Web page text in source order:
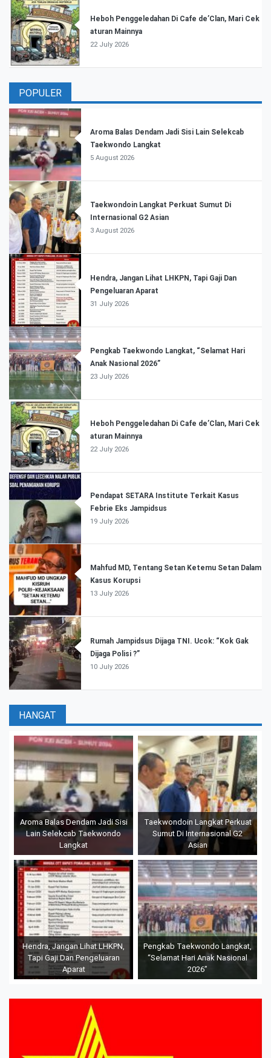
Heboh Penggeledahan Di Cafe de’Clan, Mari Cek
aturan Mainnya
22 July 2026
POPULER
Aroma Balas Dendam Jadi Sisi Lain Selekcab
Taekwondo Langkat
5 August 2026
Taekwondoin Langkat Perkuat Sumut Di
Internasional G2 Asian
3 August 2026
Hendra, Jangan Lihat LHKPN, Tapi Gaji Dan
Pengeluaran Aparat
31 July 2026
Pengkab Taekwondo Langkat, “Selamat Hari
Anak Nasional 2026”
23 July 2026
Heboh Penggeledahan Di Cafe de’Clan, Mari Cek
aturan Mainnya
22 July 2026
Pendapat SETARA Institute Terkait Kasus
Febrie Eks Jampidsus
19 July 2026
Mahfud MD, Tentang Setan Ketemu Setan Dalam
Kasus Korupsi
13 July 2026
Rumah Jampidsus Dijaga TNI. Ucok: “Kok Gak
Dijaga Polisi ?”
10 July 2026
HANGAT
Aroma Balas Dendam Jadi Sisi
Lain Selekcab Taekwondo
Langkat
Taekwondoin Langkat Perkuat
Sumut Di Internasional G2
Asian
Hendra, Jangan Lihat LHKPN,
Tapi Gaji Dan Pengeluaran
Aparat
Pengkab Taekwondo Langkat,
“Selamat Hari Anak Nasional
2026”